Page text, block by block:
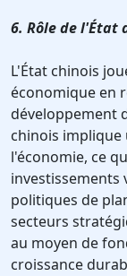
6. Rôle de l'État
L'État chinois
économique en
développement
chinois
l'économie, ce
investissements
politiques de
secteurs
au moyen de
croissance